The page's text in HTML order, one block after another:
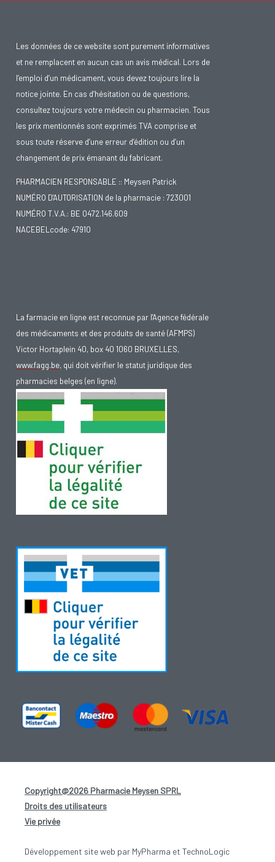
Les données de ce website sont purement informatives
et ne remplacent en aucun cas un avis médical. Lors de
l’emploi d’un médicament, vous devez toujours lire la
notice jointe. En cas d’hésitation ou de questions,
consultez toujours votre médecin ou pharmacien. Tous
les prix mentionnés sont exprimés TVA comprise et
sous toute réserve d’une erreur d’édition ou d’un
changement de prix émanant du fabricant.
PHARMACIEN RESPONSABLE :: Meysen Patrick
NUMÉRO D'AUTORISATION de la pharmacie : 723001
NUMÉRO T.V.A.: BE 0472.146.609
NACEBELcode: 47910
La farmacie en ligne est reconnue par l'Agence fédérale
des médicaments et des produits de santé (AFMPS)
Victor Hortaplein 40, box 40 1060 BRUXELLES,
www.fagg.be, qui doit vérifier le statut juridique des
pharmacies belges (en ligne).
Copyright@2026 Pharmacie Meysen SPRL
Droits des utilisateurs
Vie privée
Développement site web par MyPharma et TechnoLogic